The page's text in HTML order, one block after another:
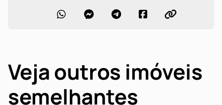
Veja outros imóveis
semelhantes